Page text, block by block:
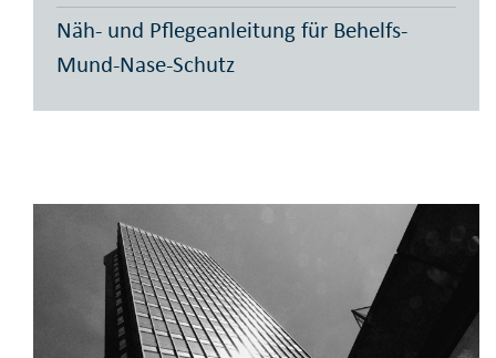
Näh- und Pflegeanleitung für Behelfs-
Mund-Nase-Schutz